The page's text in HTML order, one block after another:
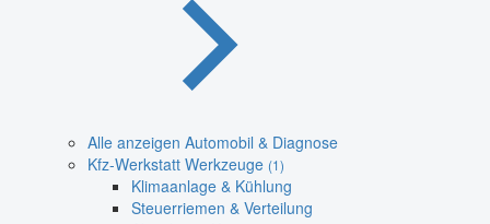
Alle anzeigen Automobil & Diagnose
Kfz-Werkstatt Werkzeuge (1)
Klimaanlage & Kühlung
Steuerriemen & Verteilung